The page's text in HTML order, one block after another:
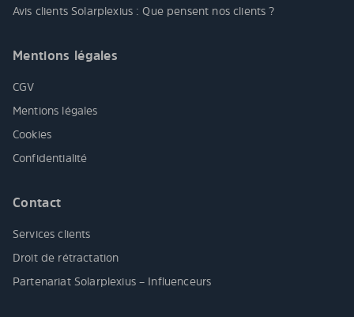
Avis clients Solarplexius : Que pensent nos clients ?
Mentions légales
CGV
Mentions légales
Cookies
Confidentialité
Contact
Services clients
Droit de rétractation
Partenariat Solarplexius – Influenceurs